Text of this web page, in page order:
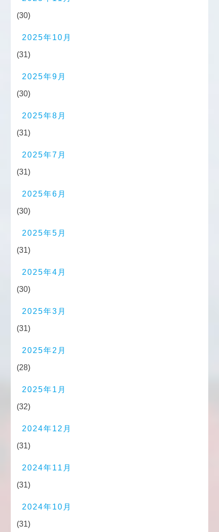
(30)
2025年10月
(31)
2025年9月
(30)
2025年8月
(31)
2025年7月
(31)
2025年6月
(30)
2025年5月
(31)
2025年4月
(30)
2025年3月
(31)
2025年2月
(28)
2025年1月
(32)
2024年12月
(31)
2024年11月
(31)
2024年10月
(31)